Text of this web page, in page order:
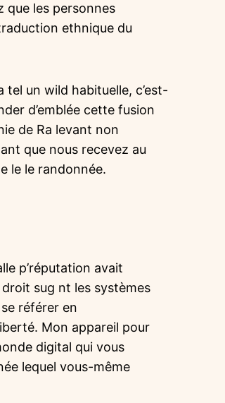
que les personnes
ethnique du
un wild habituelle, c’est-
d’emblée cette fusion
de Ra levant non
que nous recevez au
le le randonnée.
p’réputation avait
sug nt les systèmes
référer en
Mon appareil pour
digital qui vous
lequel vous-même